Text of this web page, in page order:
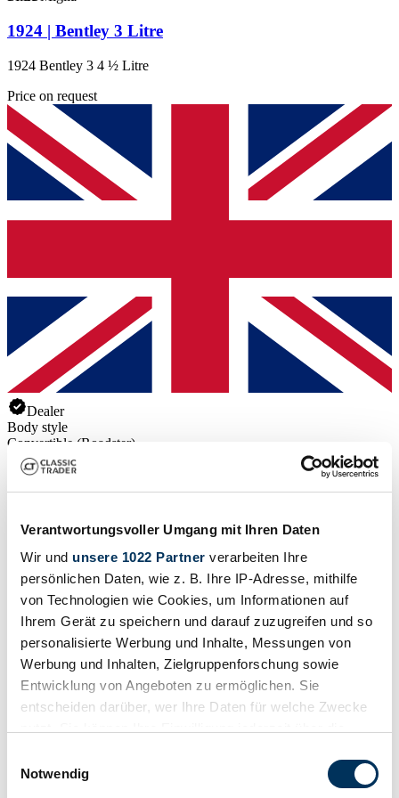
Verantwortungsvoller Umgang mit Ihren Daten
Wir und unsere 1022 Partner verarbeiten Ihre
persönlichen Daten, wie z. B. Ihre IP-Adresse, mithilfe
von Technologien wie Cookies, um Informationen auf
Ihrem Gerät zu speichern und darauf zuzugreifen und so
personalisierte Werbung und Inhalte, Messungen von
Werbung und Inhalten, Zielgruppenforschung sowie
Entwicklung von Angeboten zu ermöglichen. Sie
entscheiden darüber, wer Ihre Daten für welche Zwecke
Trigger Symbol ändern oder widerrufen
Notwendig
1924 | Bentley 3 Litre
1924 Bentley 3 4 ½ Litre
Price on request
Dealer
Body style
Convertible (Roadster)
Mileage (read)
Not provided
Power (kW/hp)